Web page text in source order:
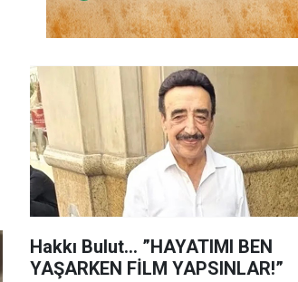
Hakkı Bulut... ”HAYATIMI BEN
YAŞARKEN FİLM YAPSINLAR!”